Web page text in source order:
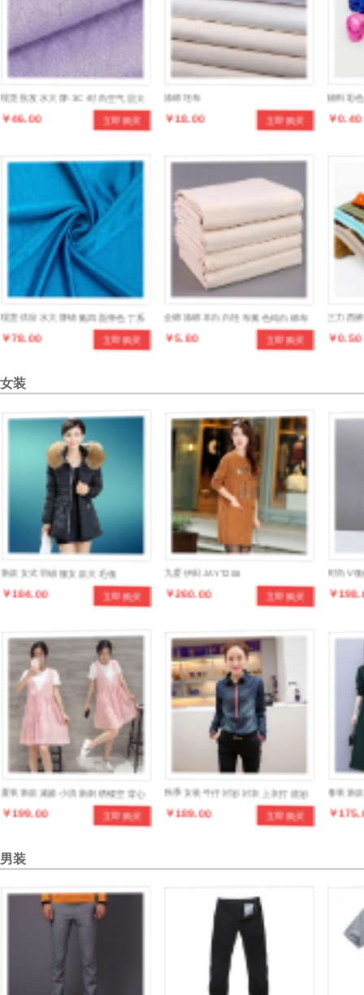
现货批发水大牌-3C-时尚空气层大
辫子提花布，设计时尚，款式多
立即购买
￥46.00
涤棉坯布
立即购买
￥18.00
辅料彩
簧扣猪
￥0.40
现货供应水大牌锦氨四面弹色丁系
列产品，设计时尚，做工讲究，款
立即购买
￥78.00
全棉涤棉本白白坯布素色纯白棉布
服装立体裁剪打版原型布手工扎染
立即购买
￥5.80
三力西
链裤子
￥0.50
女装
新款女式羽绒服女款大毛领
立即购买
￥184.00
九爱伊田JAYT208
立即购买
￥260.00
时尚V
￥
夏装新款减龄小清新刺绣镂空背心
裙+白T两件套 SSB1689立即购买
￥199.00
秋季女装牛仔衬衫衬衣上衣打底衫
立即购买
￥189.00
春装新
￥
男装